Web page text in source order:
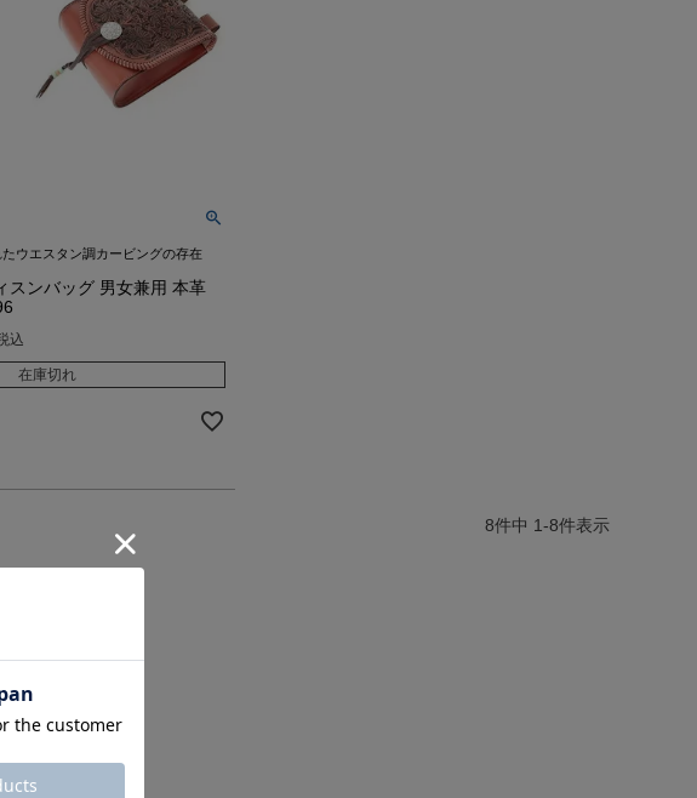
たウエスタン調カービングの存在
スンバッグ 男女兼用 本革
込
在庫切れ
8件中 1-8件表示